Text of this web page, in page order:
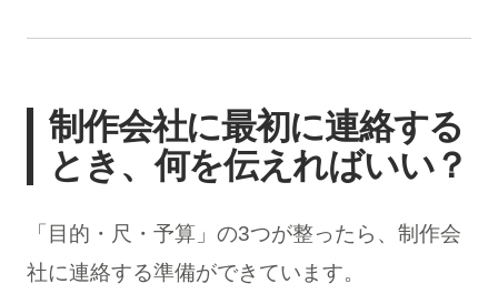
制作会社に最初に連絡する
とき、何を伝えればいい？
「目的・尺・予算」の3つが整ったら、制作会
社に連絡する準備ができています。